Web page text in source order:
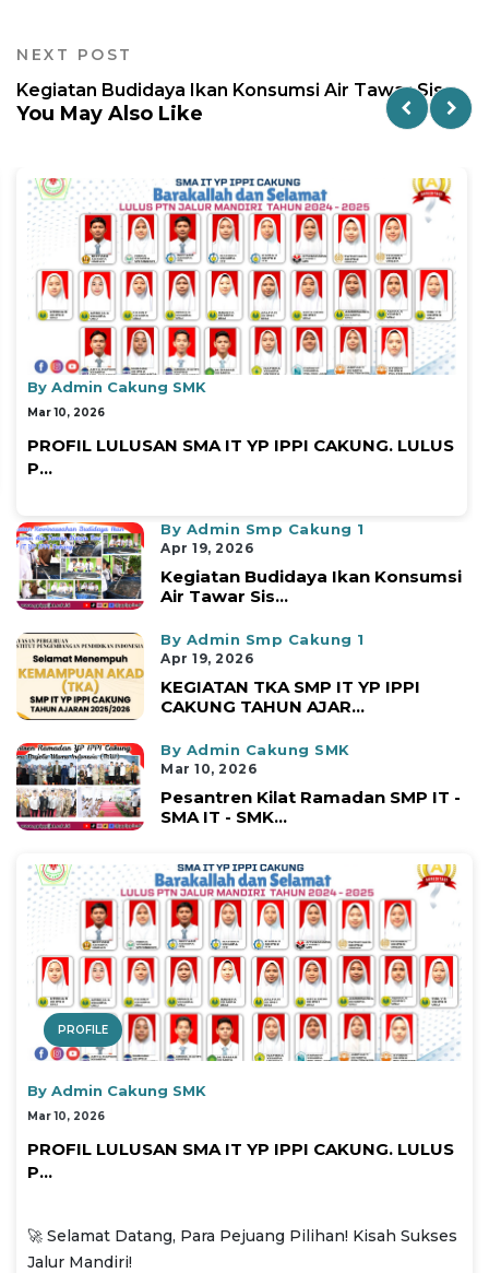
NEXT POST
Kegiatan Budidaya Ikan Konsumsi Air Tawar Sis...
You May Also Like
By Admin Cakung SMK
Mar 10, 2026
PROFIL LULUSAN SMA IT YP IPPI CAKUNG. LULUS
P...
By Admin Smp Cakung 1
Apr 19, 2026
Kegiatan Budidaya Ikan Konsumsi
Air Tawar Sis...
By Admin Smp Cakung 1
Apr 19, 2026
KEGIATAN TKA SMP IT YP IPPI
CAKUNG TAHUN AJAR...
By Admin Cakung SMK
Mar 10, 2026
Pesantren Kilat Ramadan SMP IT -
SMA IT - SMK...
PROFILE
By Admin Cakung SMK
Mar 10, 2026
PROFIL LULUSAN SMA IT YP IPPI CAKUNG. LULUS
P...
🚀 Selamat Datang, Para Pejuang Pilihan! Kisah Sukses
Jalur Mandiri!